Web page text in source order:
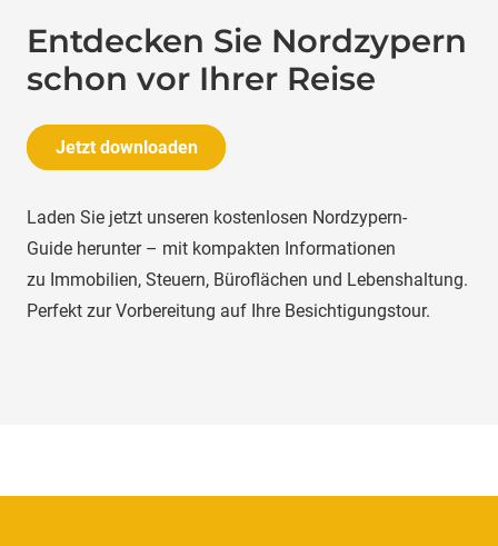
Entdecken Sie Nordzypern
schon vor Ihrer Reise
Jetzt downloaden
Laden Sie jetzt unseren kostenlosen Nordzypern-
Guide herunter – mit kompakten Informationen
zu Immobilien, Steuern, Büroflächen und Lebenshaltung.
Perfekt zur Vorbereitung auf Ihre Besichtigungstour.